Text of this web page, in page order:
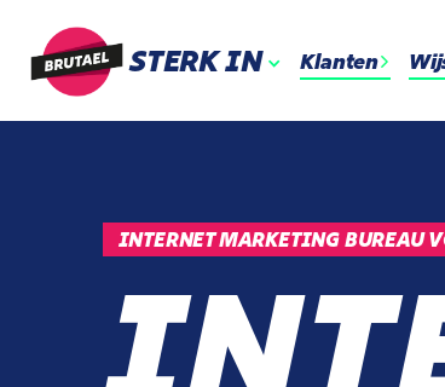
STERK IN Klanten
INTERNET MARKETING BUREAU